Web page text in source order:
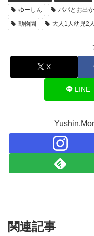
ゆーしん
パパとお出
動物園
大人1人幼児2人
X
LINE
関連記事